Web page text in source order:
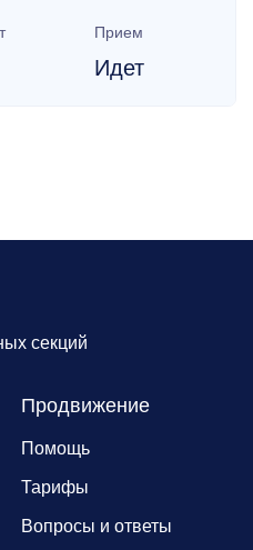
Прием
Идет
секций
Продвижение
Помощь
Тарифы
Вопросы и ответы